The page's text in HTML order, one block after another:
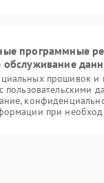
программные
обслуживание
прошивок и
пользовательскими
при